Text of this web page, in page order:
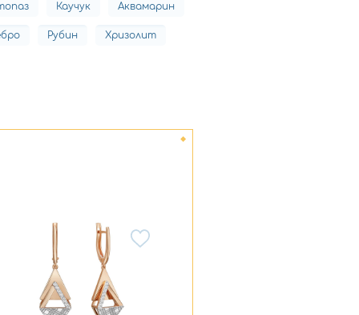
Каучук Аквамарин
Рубин Хризолит